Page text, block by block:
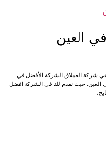
العين
شركة العملاق الشركة الأفضل في
العين. حيث نقدم لك في الشركة افضل